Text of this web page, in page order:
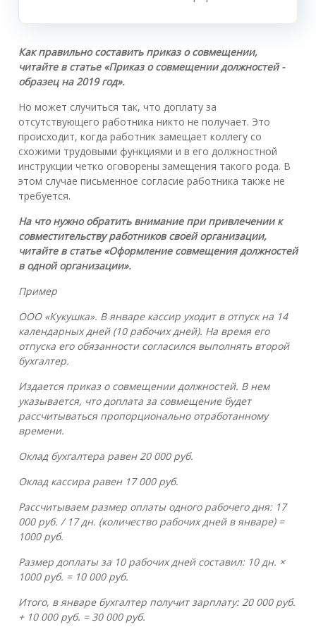
Как правильно составить приказ о совмещении,
читайте в статье «Приказ о совмещении должностей -
образец на 2019 год».
Но может случиться так, что доплату за
отсутствующего работника никто не получает. Это
происходит, когда работник замещает коллегу со
схожими трудовыми функциями и в его должностной
инструкции четко оговорены замещения такого рода. В
этом случае письменное согласие работника также не
требуется.
На что нужно обратить внимание при привлечении к
совместительству работников своей организации,
читайте в статье «Оформление совмещения должностей
в однойорганизации».
Пример
ООО «Кукушка». В январе кассир уходит в отпуск на 14
календарных дней (10 рабочих дней). На время его
отпуска его обязанности согласился выполнять второй
бухгалтер.
Издается приказ о совмещении должностей. В нем
указывается, что доплата за совмещение будет
рассчитываться пропорционально отработанному
времени.
Оклад бухгалтера равен 20 000 руб.
Оклад кассира равен 17 000 руб.
Рассчитываем размер оплаты одного рабочего дня: 17
000 руб. / 17 дн. (количество рабочих дней в январе) =
1000 руб.
Размер доплаты за 10 рабочих дней составил: 10 дн. ×
1000 руб. = 10 000 руб.
Итого, в январе бухгалтер получит зарплату: 20 000 руб.
+ 10 000 руб. = 30 000 руб.